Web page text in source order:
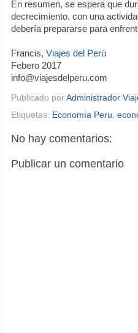
En resumen, se espera que
decrecimiento, con una
debería prepararse para
Francis, Viajes del Perú
Febero 2017
info@viajesdelperu.com
Publicado por Administrador
Etiquetas: Economía Peru
No hay comentarios:
Publicar un comentario